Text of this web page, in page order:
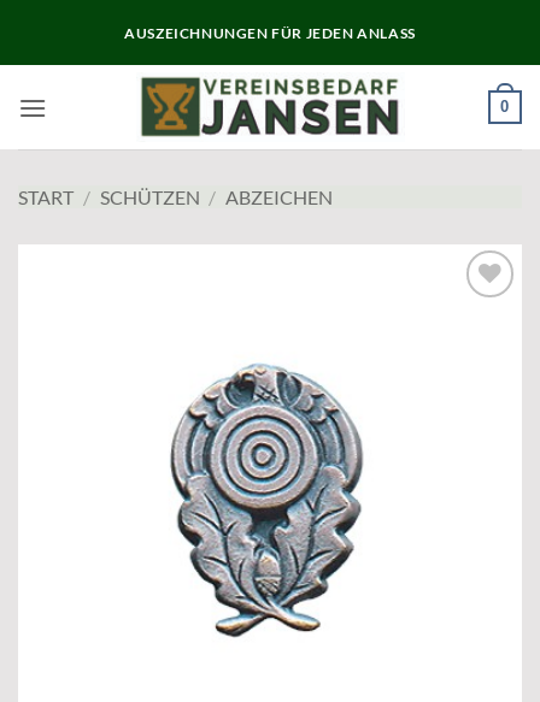
AUSZEICHNUNGEN FÜR JEDEN ANLASS
0
START / SCHÜTZEN / ABZEICHEN